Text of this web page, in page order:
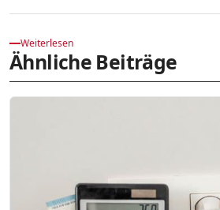
Weiterlesen
Ähnliche Beiträge